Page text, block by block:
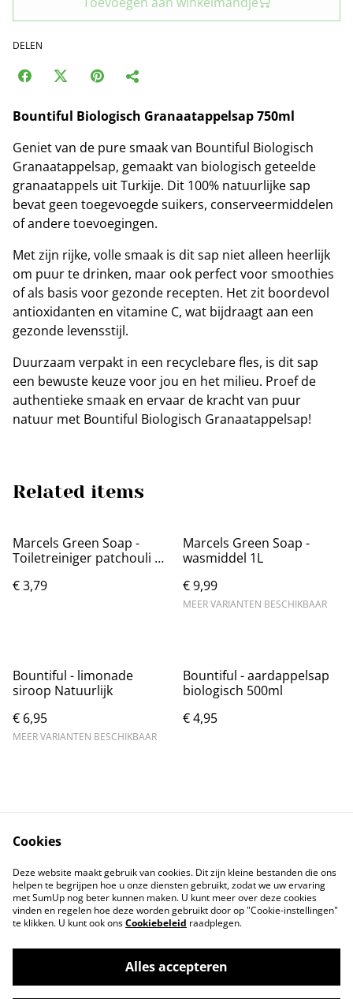
DELEN
Bountiful Biologisch Granaatappelsap 750ml
Geniet van de pure smaak van Bountiful Biologisch
Granaatappelsap, gemaakt van biologisch geteelde
granaatappels uit Turkije. Dit 100% natuurlijke sap
bevat geen toegevoegde suikers, conserveermiddelen
of andere toevoegingen.
Met zijn rijke, volle smaak is dit sap niet alleen heerlijk
om puur te drinken, maar ook perfect voor smoothies
of als basis voor gezonde recepten. Het zit boordevol
antioxidanten en vitamine C, wat bijdraagt aan een
gezonde levensstijl.
Duurzaam verpakt in een recyclebare fles, is dit sap
een bewuste keuze voor jou en het milieu. Proef de
authentieke smaak en ervaar de kracht van puur
natuur met Bountiful Biologisch Granaatappelsap!
Related items
Marcels Green Soap -
Toiletreiniger patchouli en
€ 3,79
Marcels Green Soap -
wasmiddel 1L
€ 9,99
MEER VARIANTEN BESCHIKBAAR
Bountiful - limonade
siroop Natuurlijk
€ 6,95
MEER VARIANTEN BESCHIKBAAR
Bountiful - aardappelsap
biologisch 500ml
€ 4,95
Contact
Voorwaarden
Privacybeleid
Cookiebeleid
©2026Tindahan Reform
Cookies
Deze website maakt gebruik van cookies. Dit zijn kleine bestanden die ons
helpen te begrijpen hoe u onze diensten gebruikt, zodat we uw ervaring
met SumUp nog beter kunnen maken. U kunt meer over deze cookies
vinden en regelen hoe deze worden gebruikt door op "Cookie-instellingen"
te klikken. U kunt ook onsCookiebeleid raadplegen.
Alles accepteren